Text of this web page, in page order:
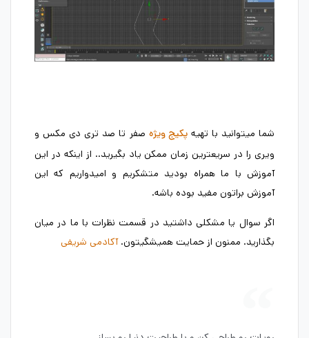
شما میتوانید با تهیهپکیجویژه صفر تا صد تری دی مکس و
ویری را در سریعترین زمان ممکن یاد بگیرید.. از اینکه در این
آموزش با ما همراه بودید متشکریم و امیدواریم که این
آموزش براتون مفید بوده باشه.
اگر سوال یا مشکلی داشتید در قسمت نظرات با ما در میان
بگذارید. ممنون از حمایت همیشگیتون.آکادمی شریفی